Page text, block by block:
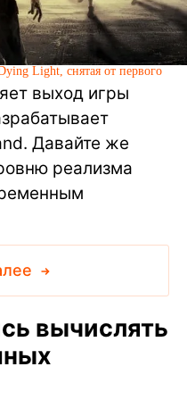
Light, снятая от первого
выход игры
Давайте же
реализма
вычислять